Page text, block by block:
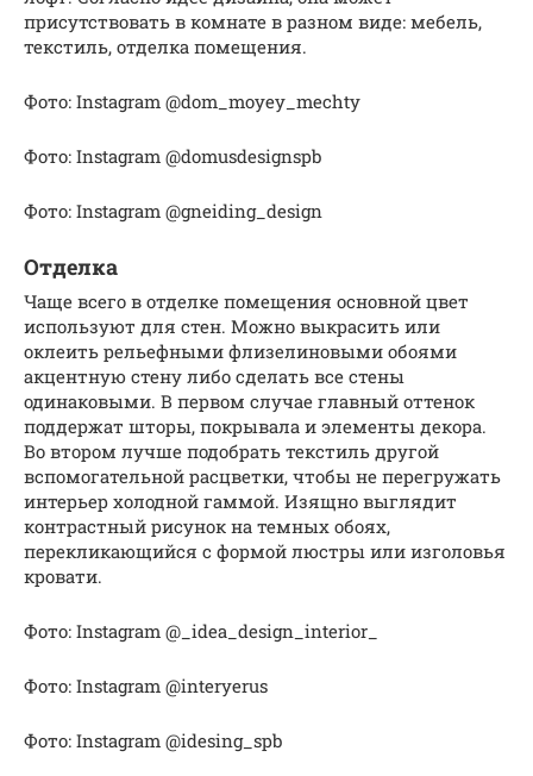
присутствовать в комнате в разном виде: мебель,
текстиль, отделка помещения.
Фото: Instagram @dom_moyey_mechty
Фото: Instagram @domusdesignspb
Фото: Instagram @gneiding_design
Отделка
Чаще всего в отделке помещения основной цвет
используют для стен. Можно выкрасить или
оклеить рельефными флизелиновыми обоями
акцентную стену либо сделать все стены
одинаковыми. В первом случае главный оттенок
поддержат шторы, покрывала и элементы декора.
Во втором лучше подобрать текстиль другой
вспомогательной расцветки, чтобы не перегружать
интерьер холодной гаммой. Изящно выглядит
контрастный рисунок на темных обоях,
перекликающийся с формой люстры или изголовья
кровати.
Фото: Instagram @_idea_design_interior_
Фото: Instagram @interyerus
Фото: Instagram @idesing_spb